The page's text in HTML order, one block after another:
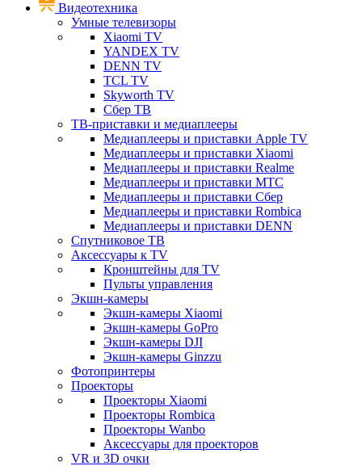
Видеотехника
Умные телевизоры
Xiaomi TV
YANDEX TV
DENN TV
TCL TV
Skyworth TV
Сбер ТВ
ТВ-приставки и медиаплееры
Медиаплееры и приставки Apple TV
Медиаплееры и приставки Xiaomi
Медиаплееры и приставки Realme
Медиаплееры и приставки МТС
Медиаплееры и приставки Сбер
Медиаплееры и приставки Rombica
Медиаплееры и приставки DENN
Спутниковое ТВ
Аксессуары к TV
Кронштейны для TV
Пульты управления
Экшн-камеры
Экшн-камеры Xiaomi
Экшн-камеры GoPro
Экшн-камеры DJI
Экшн-камеры Ginzzu
Фотопринтеры
Проекторы
Проекторы Xiaomi
Проекторы Rombica
Проекторы Wanbo
Аксессуары для проекторов
VR и 3D очки